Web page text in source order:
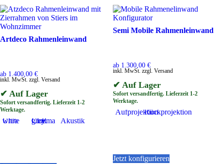
Artdeco Rahmenleinwand
ab 1.400,00 €
inkl. MwSt. zzgl. Versand
✔ Auf Lager
Sofort versandfertig. Lieferzeit 1-2
Werktage.
Ultra white Cinema grey CLR Akustik
Semi Mobile Rahmenleinwand
ab 1.300,00 €
inkl. MwSt. zzgl. Versand
✔ Auf Lager
Sofort versandfertig. Lieferzeit 1-2
Werktage.
AufprojektionRückprojektion
Jetzt konfigurierenProdukt